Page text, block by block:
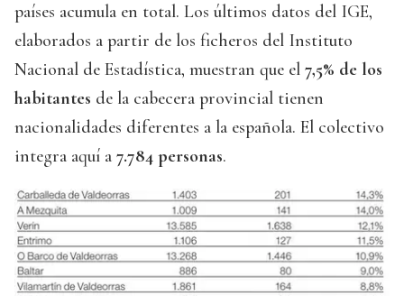
países acumula en total. Los últimos datos del IGE,
elaborados a partir de los ficheros del Instituto
Nacional de Estadística, muestran que el 7,5% de los
habitantes de la cabecera provincial tienen
nacionalidades diferentes a la española. El colectivo
integra aquí a 7.784 personas.